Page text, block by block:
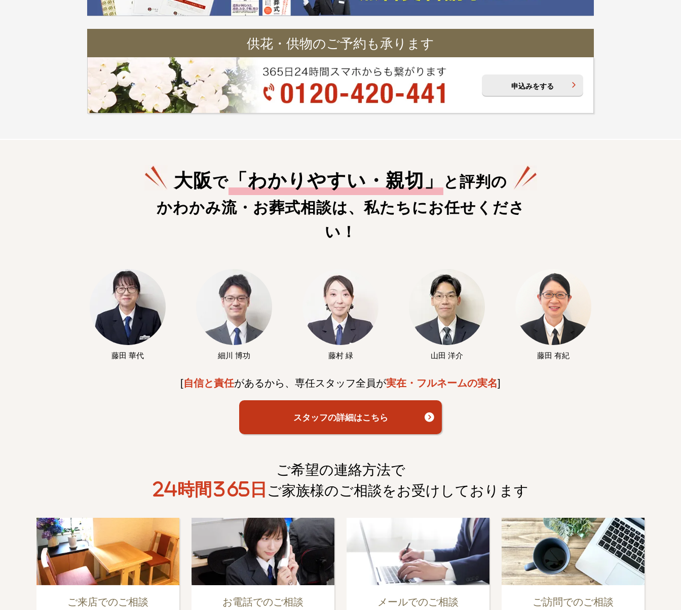
供花・供物のご予約も承ります
申込みをする
大阪 で 「 わかりやすい・親切 」
と評判の
かわかみ流・お葬式相談は、私たちにお任せくださ
い！
藤田 華代 細川 博功 藤村 緑 山田 洋介 藤田 有紀
[自信と責任があるから、専任スタッフ全員が実在・フルネームの実名]
スタッフの詳細はこちら
ご希望の連絡方法で
24時間365日 ご家族様のご相談を お受けしております
ご来店でのご相談 お電話でのご相談 メールでのご相談 ご訪問でのご相談